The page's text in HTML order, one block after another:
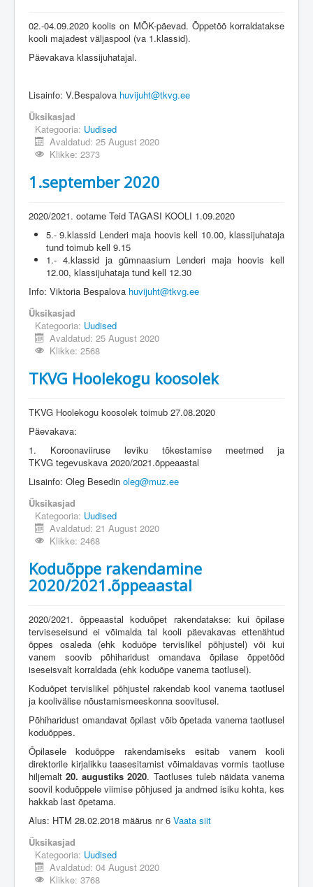
02.-04.09.2020 koolis on MÕK-päevad. Õppetöö korraldatakse
kooli majadest väljaspool (va 1.klassid).
Päevakava klassijuhatajal.
Lisainfo: V.Bespalova huvijuht@tkvg.ee
Üksikasjad
Kategooria: Uudised
Avaldatud: 25 August 2020
Klikke: 2373
1.september 2020
2020/2021. ootame Teid TAGASI KOOLI 1.09.2020
5.- 9.klassid Lenderi maja hoovis kell 10.00, klassijuhataja
tund toimub kell 9.15
1.- 4.klassid ja gümnaasium Lenderi maja hoovis kell
12.00, klassijuhataja tund kell 12.30
Info: Viktoria Bespalova huvijuht@tkvg.ee
Üksikasjad
Kategooria: Uudised
Avaldatud: 25 August 2020
Klikke: 2568
TKVG Hoolekogu koosolek
TKVG Hoolekogu koosolek toimub 27.08.2020
Päevakava:
1. Koroonaviiruse leviku tõkestamise meetmed ja
TKVG tegevuskava 2020/2021.õppeaastal
Lisainfo: Oleg Besedin oleg@muz.ee
Üksikasjad
Kategooria: Uudised
Avaldatud: 21 August 2020
Klikke: 2468
Koduõppe rakendamine
2020/2021.õppeaastal
2020/2021. õppeaastal koduõpet rakendatakse: kui õpilase
terviseseisund ei võimalda tal kooli päevakavas ettenähtud
õppes osaleda (ehk koduõpe tervislikel põhjustel) või kui
vanem soovib põhiharidust omandava õpilase õppetööd
iseseisvalt korraldada (ehk koduõpe vanema taotlusel).
Koduõpet tervislikel põhjustel rakendab kool vanema taotlusel
ja koolivälise nõustamismeeskonna soovitusel.
Põhiharidust omandavat õpilast võib õpetada vanema taotlusel
koduõppes.
Õpilasele koduõppe rakendamiseks esitab vanem kooli
direktorile kirjalikku taasesitamist võimaldavas vormis taotluse
hiljemalt20. augustiks 2020. Taotluses tuleb näidata vanema
soovil koduõppele viimise põhjused ja andmed isiku kohta, kes
hakkab last õpetama.
Alus: HTM 28.02.2018 määrus nr 6 Vaata siit
Üksikasjad
Kategooria: Uudised
Avaldatud: 04 August 2020
Klikke: 3768